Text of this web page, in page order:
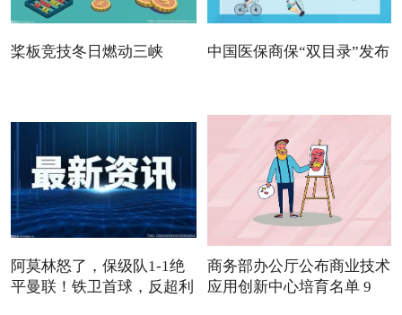
桨板竞技冬日燃动三峡 中国医保商保“双目录”发布
阿莫林怒了，保级队1-1绝
平曼联！铁卫首球，反超利
商务部办公厅公布商业技术
应用创新中心培育名单 9